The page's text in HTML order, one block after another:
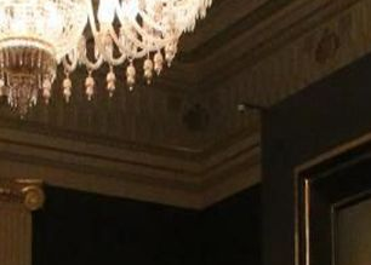
TEKNOLOJİLER
BİZ KİMİZ